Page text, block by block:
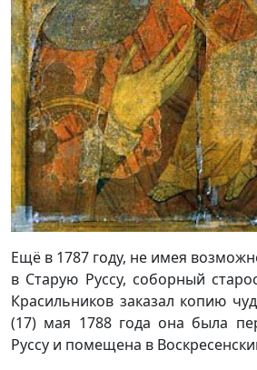
Ещё в 1787 году, не имея
в Старую Руссу, соборный
Красильников заказал копию
(17) мая 1788 года она была
Руссу и помещена в